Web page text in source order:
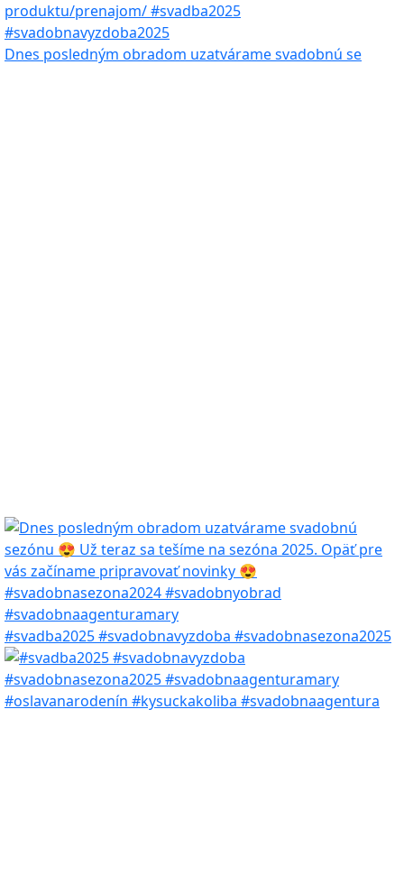
Dnes posledným obradom uzatvárame svadobnú se
#svadba2025 #svadobnavyzdoba #svadobnasezona2025
#oslavanarodenín #kysuckakoliba #svadobnaagentura